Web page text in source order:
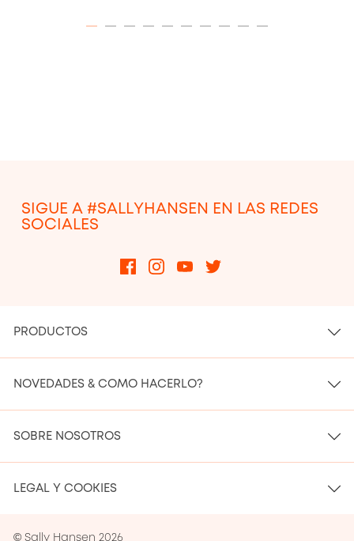
SIGUE A #SALLYHANSEN EN LAS REDES
SOCIALES
PRODUCTOS
NOVEDADES & COMO HACERLO?
SOBRE NOSOTROS
LEGAL Y COOKIES
© Sally Hansen 2026